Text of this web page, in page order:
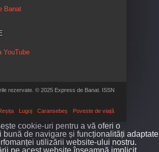
Banat
YouTube
rezervate. © 2025 Express de Banat. ISSN
Lugoj Caransebeș Poveste de viață
cookie-uri pentru a vă oferi o
bună de navigare și funcționalități adaptate
utilizării website-ului nostru.
pe acest website înseamnă implicit